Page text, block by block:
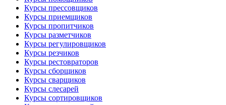
Курсы прессовщиков
Курсы приемщиков
Курсы пропитчиков
Курсы разметчиков
Курсы регулировщиков
Курсы резчиков
Курсы рестовраторов
Курсы сборщиков
Курсы сварщиков
Курсы слесарей
Курсы сортировщиков